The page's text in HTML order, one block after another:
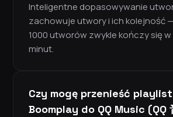
Inteligentne dopasowywanie
zachowuje utwory i ich kolejność
1000 utworów zwykle kończy się w
minut.
Czy mogę przenieść
Boomplay do QQ Music (QQ